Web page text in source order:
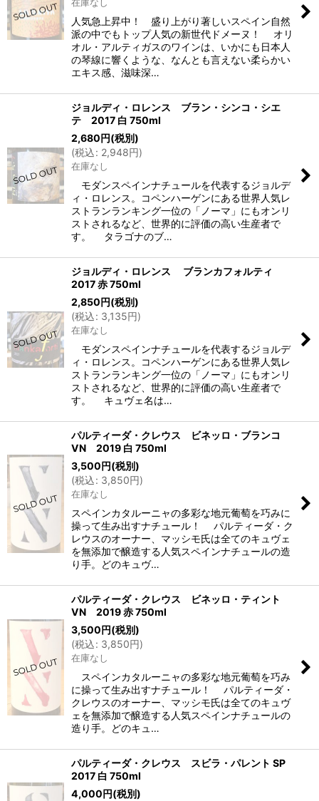
人気急上昇中！ 盛り上がり著しいスペイン自然
派の中でもトップ人気の新世代ドメーヌ！ オリ
オル・アルティガスのワインは、いかにも日本人
の琴線に響くような、なんとも言えない柔らかい
エキス感、滋味深…
ジョルディ・ロレンス ブラン・シンコ・シエ
テ 2017 白 750ml
2,680円(税別)
(税込: 2,948円)
在庫なし
モダンスペインナチュールを代表するジョルデ
ィ・ロレンス。コペンハーゲンにある世界人気レ
ストランランキング一位の「ノーマ」にもオンリ
ストされるなど、世界的に評価の高い生産者で
す。 タラゴナのブ…
ジョルディ・ロレンス ブランカフォルティ
2017 赤 750ml
2,850円(税別)
(税込: 3,135円)
在庫なし
モダンスペインナチュールを代表するジョルデ
ィ・ロレンス。コペンハーゲンにある世界人気レ
ストランランキング一位の「ノーマ」にもオンリ
ストされるなど、世界的に評価の高い生産者で
す。 キュヴェ名は…
パルティーダ・クレウス ビネッロ・ブランコ
VN 2019 白 750ml
3,500円(税別)
(税込: 3,850円)
在庫なし
スペインカタルーニャの多彩な地元葡萄を巧みに
操って生み出すナチュール！ パルティーダ・ク
レウスのオーナー、マッシモ氏は全てのキュヴェ
を無添加で醸造する人気スペインナチュールの造
り手。どのキュヴ…
パルティーダ・クレウス ビネッロ・ティント
VN 2019 赤 750ml
3,500円(税別)
(税込: 3,850円)
在庫なし
スペインカタルーニャの多彩な地元葡萄を巧み
に操って生み出すナチュール！ パルティーダ・
クレウスのオーナー、マッシモ氏は全てのキュヴ
ェを無添加で醸造する人気スペインナチュールの
造り手。どのキュ…
パルティーダ・クレウス スビラ・パレント SP
2017 白 750ml
4,000円(税別)